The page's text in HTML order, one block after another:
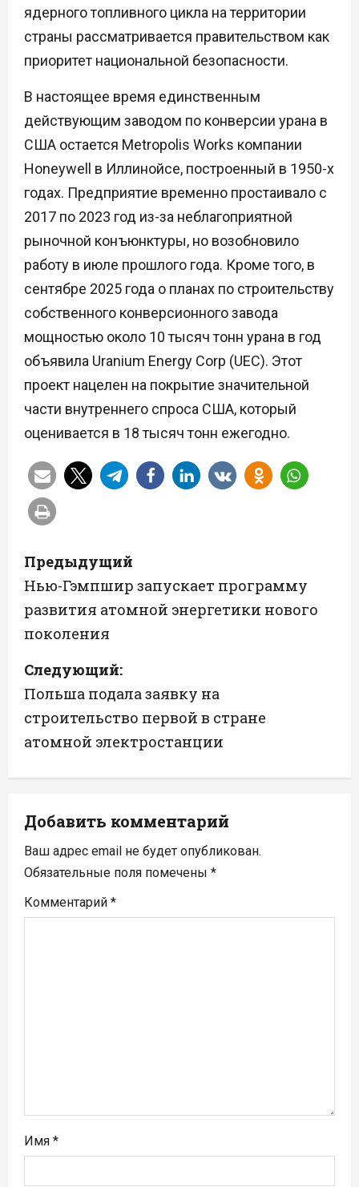
ядерного топливного цикла на территории
страны рассматривается правительством как
приоритет национальной безопасности.
В настоящее время единственным
действующим заводом по конверсии урана в
США остается Metropolis Works компании
Honeywell в Иллинойсе, построенный в 1950-х
годах. Предприятие временно простаивало с
2017 по 2023 год из-за неблагоприятной
рыночной конъюнктуры, но возобновило
работу в июле прошлого года. Кроме того, в
сентябре 2025 года о планах по строительству
собственного конверсионного завода
мощностью около 10 тысяч тонн урана в год
объявила Uranium Energy Corp (UEC). Этот
проект нацелен на покрытие значительной
части внутреннего спроса США, который
оценивается в 18 тысяч тонн ежегодно.
Н
а
в
г
а
ц
и
я
п
о
з
м
Предыдущий
Нью-Гэмпшир запускает программу
развития атомной энергетики нового
поколения
Следующий:
Польша подала заявку на
строительство первой в стране
атомной электростанции
Добавить комментарий
Ваш адрес email не будет опубликован.
Обязательные поля помечены *
Комментарий *
Имя *